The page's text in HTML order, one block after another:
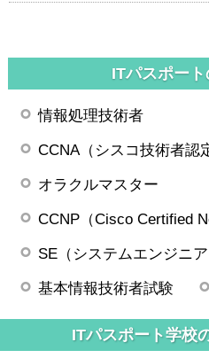
ITパスポー
情報処理技術者
CCNA（シスコ技術者認
オラクルマスター
CCNP（Cisco Certified
SE（システムエンジニア
基本情報技術者試験
ITパスポート学校